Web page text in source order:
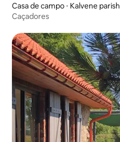
Casa de campo ⋅ Kalvene parish
Caçadores